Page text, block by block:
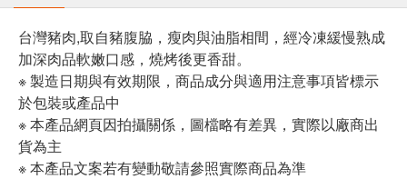
台灣豬肉,取自豬腹脇，瘦肉與油脂相間，經冷凍緩慢熟成
加深肉品軟嫩口感，燒烤後更香甜。
※ 製造日期與有效期限，商品成分與適用注意事項皆標示
於包裝或產品中
※ 本產品網頁因拍攝關係，圖檔略有差異，實際以廠商出
貨為主
※ 本產品文案若有變動敬請參照實際商品為準